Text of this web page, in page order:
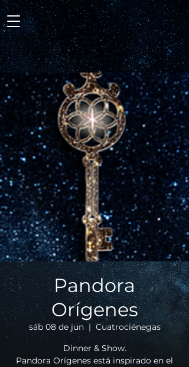
Pandora
Orígenes
sáb 08 de jun
  |
Cuatrociénegas
Dinner & Show.
Pandora Orígenes está inspirado en el